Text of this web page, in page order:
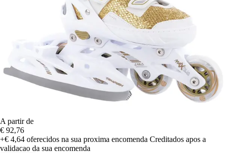
A partir de
€ 92,76
+€ 4,64 oferecidos na sua proxima encomenda Creditados apos a
validacao da sua encomenda